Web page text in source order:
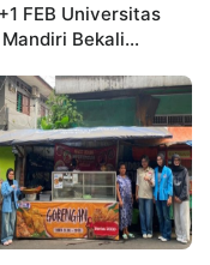
FEB Universitas
Bekali
Lulus